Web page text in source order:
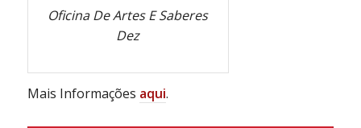
Oficina De Artes E Saberes
Dez
Mais Informações aqui.